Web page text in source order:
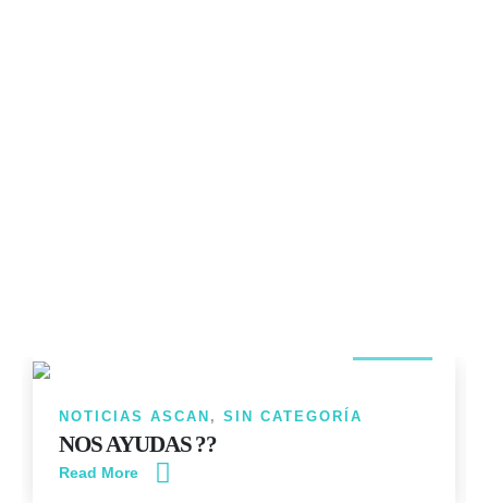
NOTICIAS ASCAN , SIN CATEGORÍA
NOS AYUDAS ??
Read More